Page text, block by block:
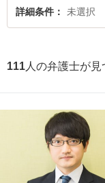
決の実績豊富な近くの弁
詳細条件 未選択
111 人の弁護士が